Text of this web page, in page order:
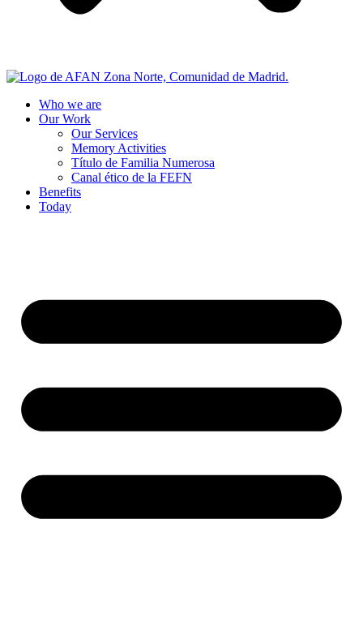
Who we are
Our Work
Our Services
Memory Activities
Título de Familia Numerosa
Canal ético de la FEFN
Benefits
Today